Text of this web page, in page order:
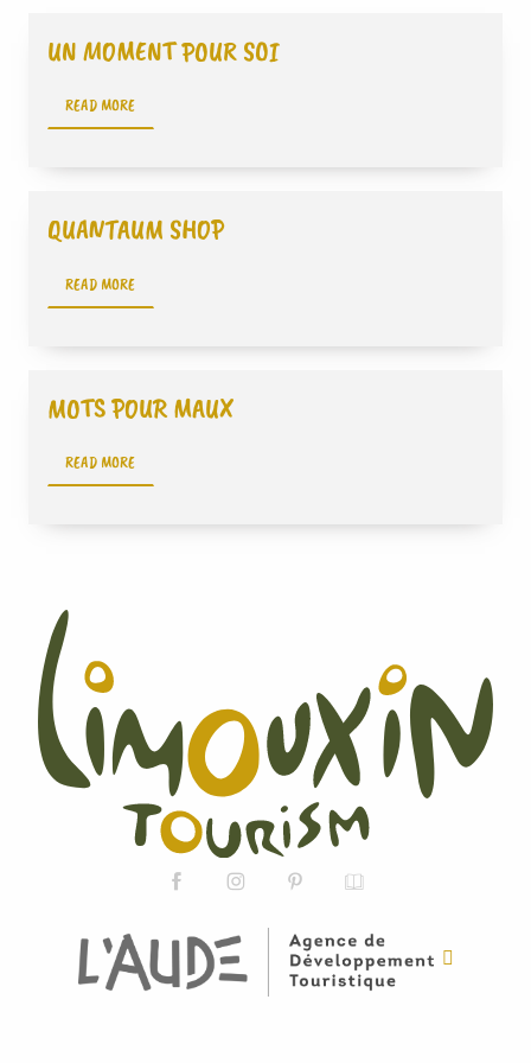
UN MOMENT POUR SOI
READ MORE
QUANTAUM SHOP
READ MORE
MOTS POUR MAUX
READ MORE